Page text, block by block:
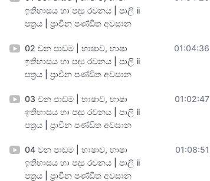
ඉතිහාසය හා පද්‍ය රචනය | පාලි ii
පත්‍රය | ප්‍රාචීන පණ්ඩිත අවසාන
02 වන පාඩම | භාෂාව, භාෂා
ඉතිහාසය හා පද්‍ය රචනය | පාලි ii
පත්‍රය | ප්‍රාචීන පණ්ඩිත අවසාන
01:04:36
03 වන පාඩම | භාෂාව, භාෂා
ඉතිහාසය හා පද්‍ය රචනය | පාලි ii
පත්‍රය | ප්‍රාචීන පණ්ඩිත අවසාන
01:02:47
04 වන පාඩම | භාෂාව, භාෂා
ඉතිහාසය හා පද්‍ය රචනය | පාලි ii
පත්‍රය | ප්‍රාචීන පණ්ඩිත අවසාන
01:08:51